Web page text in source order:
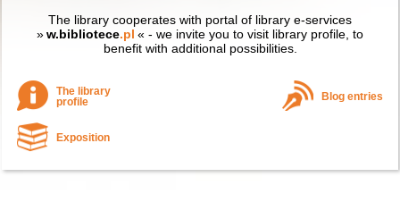
The library cooperates with portal of library e-services
»w.bibliotece.pl « - we invite you to visit library profile, to
benefit with additional possibilities.
The library
profile
Blog entries
Exposition